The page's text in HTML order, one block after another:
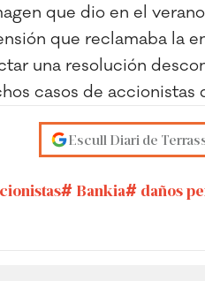
que dio en el
que reclamaba la
una resolución
casos de
Escull Diari de
Bankia daños